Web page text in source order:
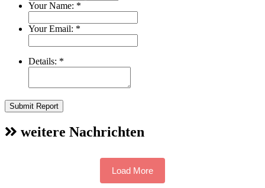
Your Name: *
Your Email: *
Details: *
Submit Report
weitere Nachrichten
Load More